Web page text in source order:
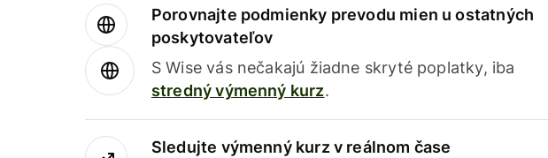
Porovnajte podmienky prevodu mien u ostatných
poskytovateľov
S Wise vás nečakajú žiadne skryté poplatky, iba
stredný výmenný kurz.
Sledujte výmenný kurz v reálnom čase